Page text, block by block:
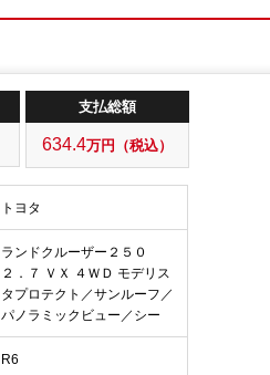
支払総額
634.4万円（税込）
トヨタ
ランドクルーザー２５０
２．７ ＶＸ ４ＷＤ モデリス
タプロテクト／サンルーフ／
パノラミックビュー／シー
R6